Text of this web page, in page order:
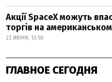
Акції SpaceX можуть
торгів на
22 ИЮНЯ, 12:50
ГЛАВНОЕ СЕГОДНЯ